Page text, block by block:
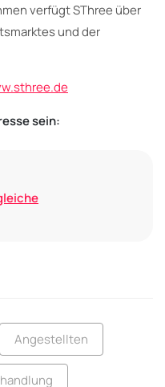
verfügt SThree über
und der
sein:
Angestellten